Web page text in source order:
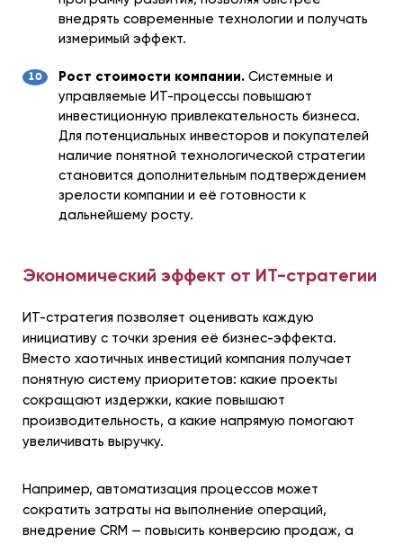
внедрять современные технологии и получать
измеримый эффект.
Рост стоимости компании. Системные и
управляемые ИТ-процессы повышают
инвестиционную привлекательность бизнеса.
Для потенциальных инвесторов и покупателей
наличие понятной технологической стратегии
становится дополнительным подтверждением
зрелости компании и её готовности к
дальнейшему росту.
Экономический эффект от ИТ-стратегии
ИТ-стратегия позволяет оценивать каждую
инициативу с точки зрения её бизнес-эффекта.
Вместо хаотичных инвестиций компания получает
понятную систему приоритетов: какие проекты
сокращают издержки, какие повышают
производительность, а какие напрямую помогают
увеличивать выручку.
Например, автоматизация процессов может
сократить затраты на выполнение операций,
внедрение CRM — повысить конверсию продаж, а